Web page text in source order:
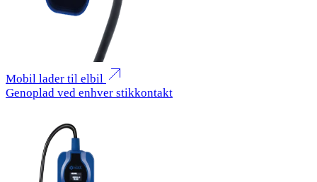
Mobil lader til elbil
Genoplad ved enhver stikkontakt